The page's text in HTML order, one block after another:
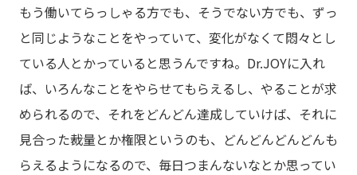
もう働いてらっしゃる方でも、そうでない方でも、ずっ
と同じようなことをやっていて、変化がなくて悶々とし
ている人とかっていると思うんですね。Dr.JOYに入れ
ば、いろんなことをやらせてもらえるし、やることが求
められるので、それをどんどん達成していけば、それに
見合った裁量とか権限というのも、どんどんどんどんも
らえるようになるので、毎日つまんないなとか思ってい